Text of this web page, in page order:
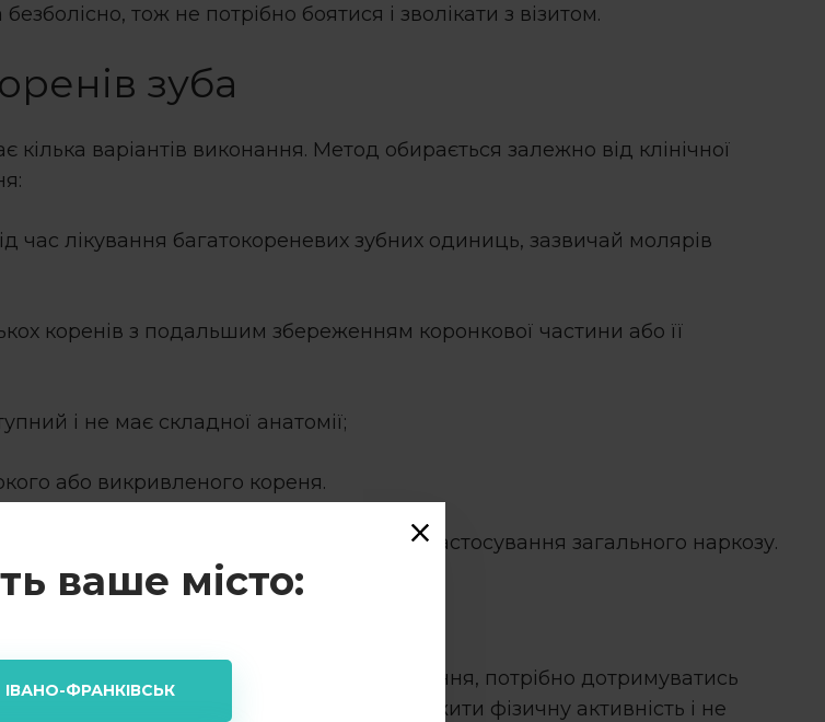
тож не потрібно боятися і зволікати з візитом.
зуба
кілька варіантів виконання. Метод обирається залежно від клінічної
час лікування багатокореневих зубних одиниць, зазвичай молярів
коренів з подальшим збереженням коронкової частини або її
і не має складної анатомії;
або викривленого кореня.
однак у складних випадках можливе застосування загального наркозу.
послуги
кореня зуба
або інший варіант втручання, потрібно дотримуватись
чи пити гаряче. Також необхідно обмежити фізичну активність і не
ваше місто:
ІВАНО-ФРАНКІВСЬК